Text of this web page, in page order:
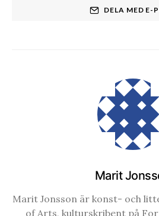
DELA MED E-
Marit
Marit Jonsson är konst- och
of Arts, kulturskribent på